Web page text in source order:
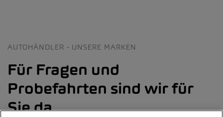
AUTOHÄNDLER - UNSERE MARKEN
Für Fragen und
Probefahrten sind wir für
Sie da